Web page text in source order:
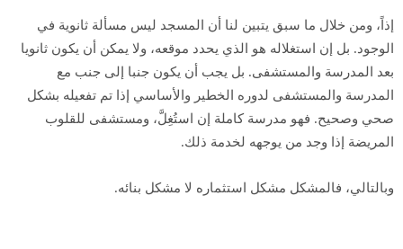
إذاً، ومن خلال ما سبق يتبين لنا أن المسجد ليس مسألة ثانوية في
الوجود. بل إن استغلاله هو الذي يحدد موقعه، ولا يمكن أن يكون ثانويا
بعد المدرسة والمستشفى. بل يجب أن يكون جنبا إلى جنب مع
المدرسة والمستشفى لدوره الخطير والأساسي إذا تم تفعيله بشكل
صحي وصحيح. فهو مدرسة كاملة إن استُغِلَّ، ومستشفى للقلوب
المريضة إذا وجد من يوجهه لخدمة ذلك.
وبالتالي، فالمشكل مشكل استثماره لا مشكل بنائه.